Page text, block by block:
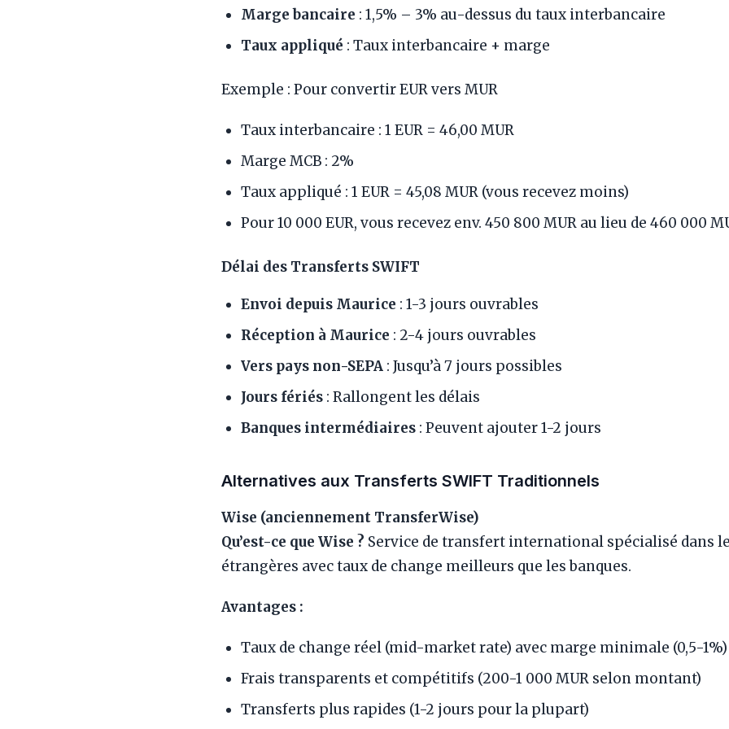
Marge bancaire : 1,5% – 3% au-dessus du taux interbancaire
Taux appliqué : Taux interbancaire + marge
Exemple : Pour convertir EUR vers MUR
Taux interbancaire : 1 EUR = 46,00 MUR
Marge MCB : 2%
Taux appliqué : 1 EUR = 45,08 MUR (vous recevez moins)
Pour 10 000 EUR, vous recevez env. 450 800 MUR au lieu de 460 000
Délai des Transferts SWIFT
Envoi depuis Maurice : 1-3 jours ouvrables
Réception à Maurice : 2-4 jours ouvrables
Vers pays non-SEPA : Jusqu’à 7 jours possibles
Jours fériés : Rallongent les délais
Banques intermédiaires : Peuvent ajouter 1-2 jours
Alternatives aux Transferts SWIFT Traditionnels
Wise (anciennement TransferWise)
Qu’est-ce que Wise ? Service de transfert international spécialisé dans
étrangères avec taux de change meilleurs que les banques.
Avantages :
Taux de change réel (mid-market rate) avec marge minimale (0,5-1%)
Frais transparents et compétitifs (200-1 000 MUR selon montant)
Transferts plus rapides (1-2 jours pour la plupart)